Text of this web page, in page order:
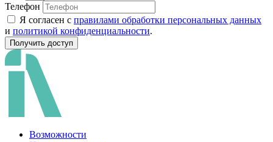
Телефон
Я согласен с правилами обработки персональных данных
и политикой конфиденциальности.
Получить доступ
Возможности